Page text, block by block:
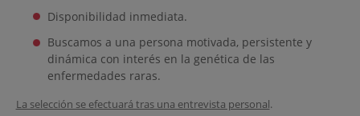
Disponibilidad inmediata.
Buscamos a una persona motivada, persistente y
dinámica con interés en la genética de las
enfermedades raras.
La selección se efectuará tras una entrevista personal.